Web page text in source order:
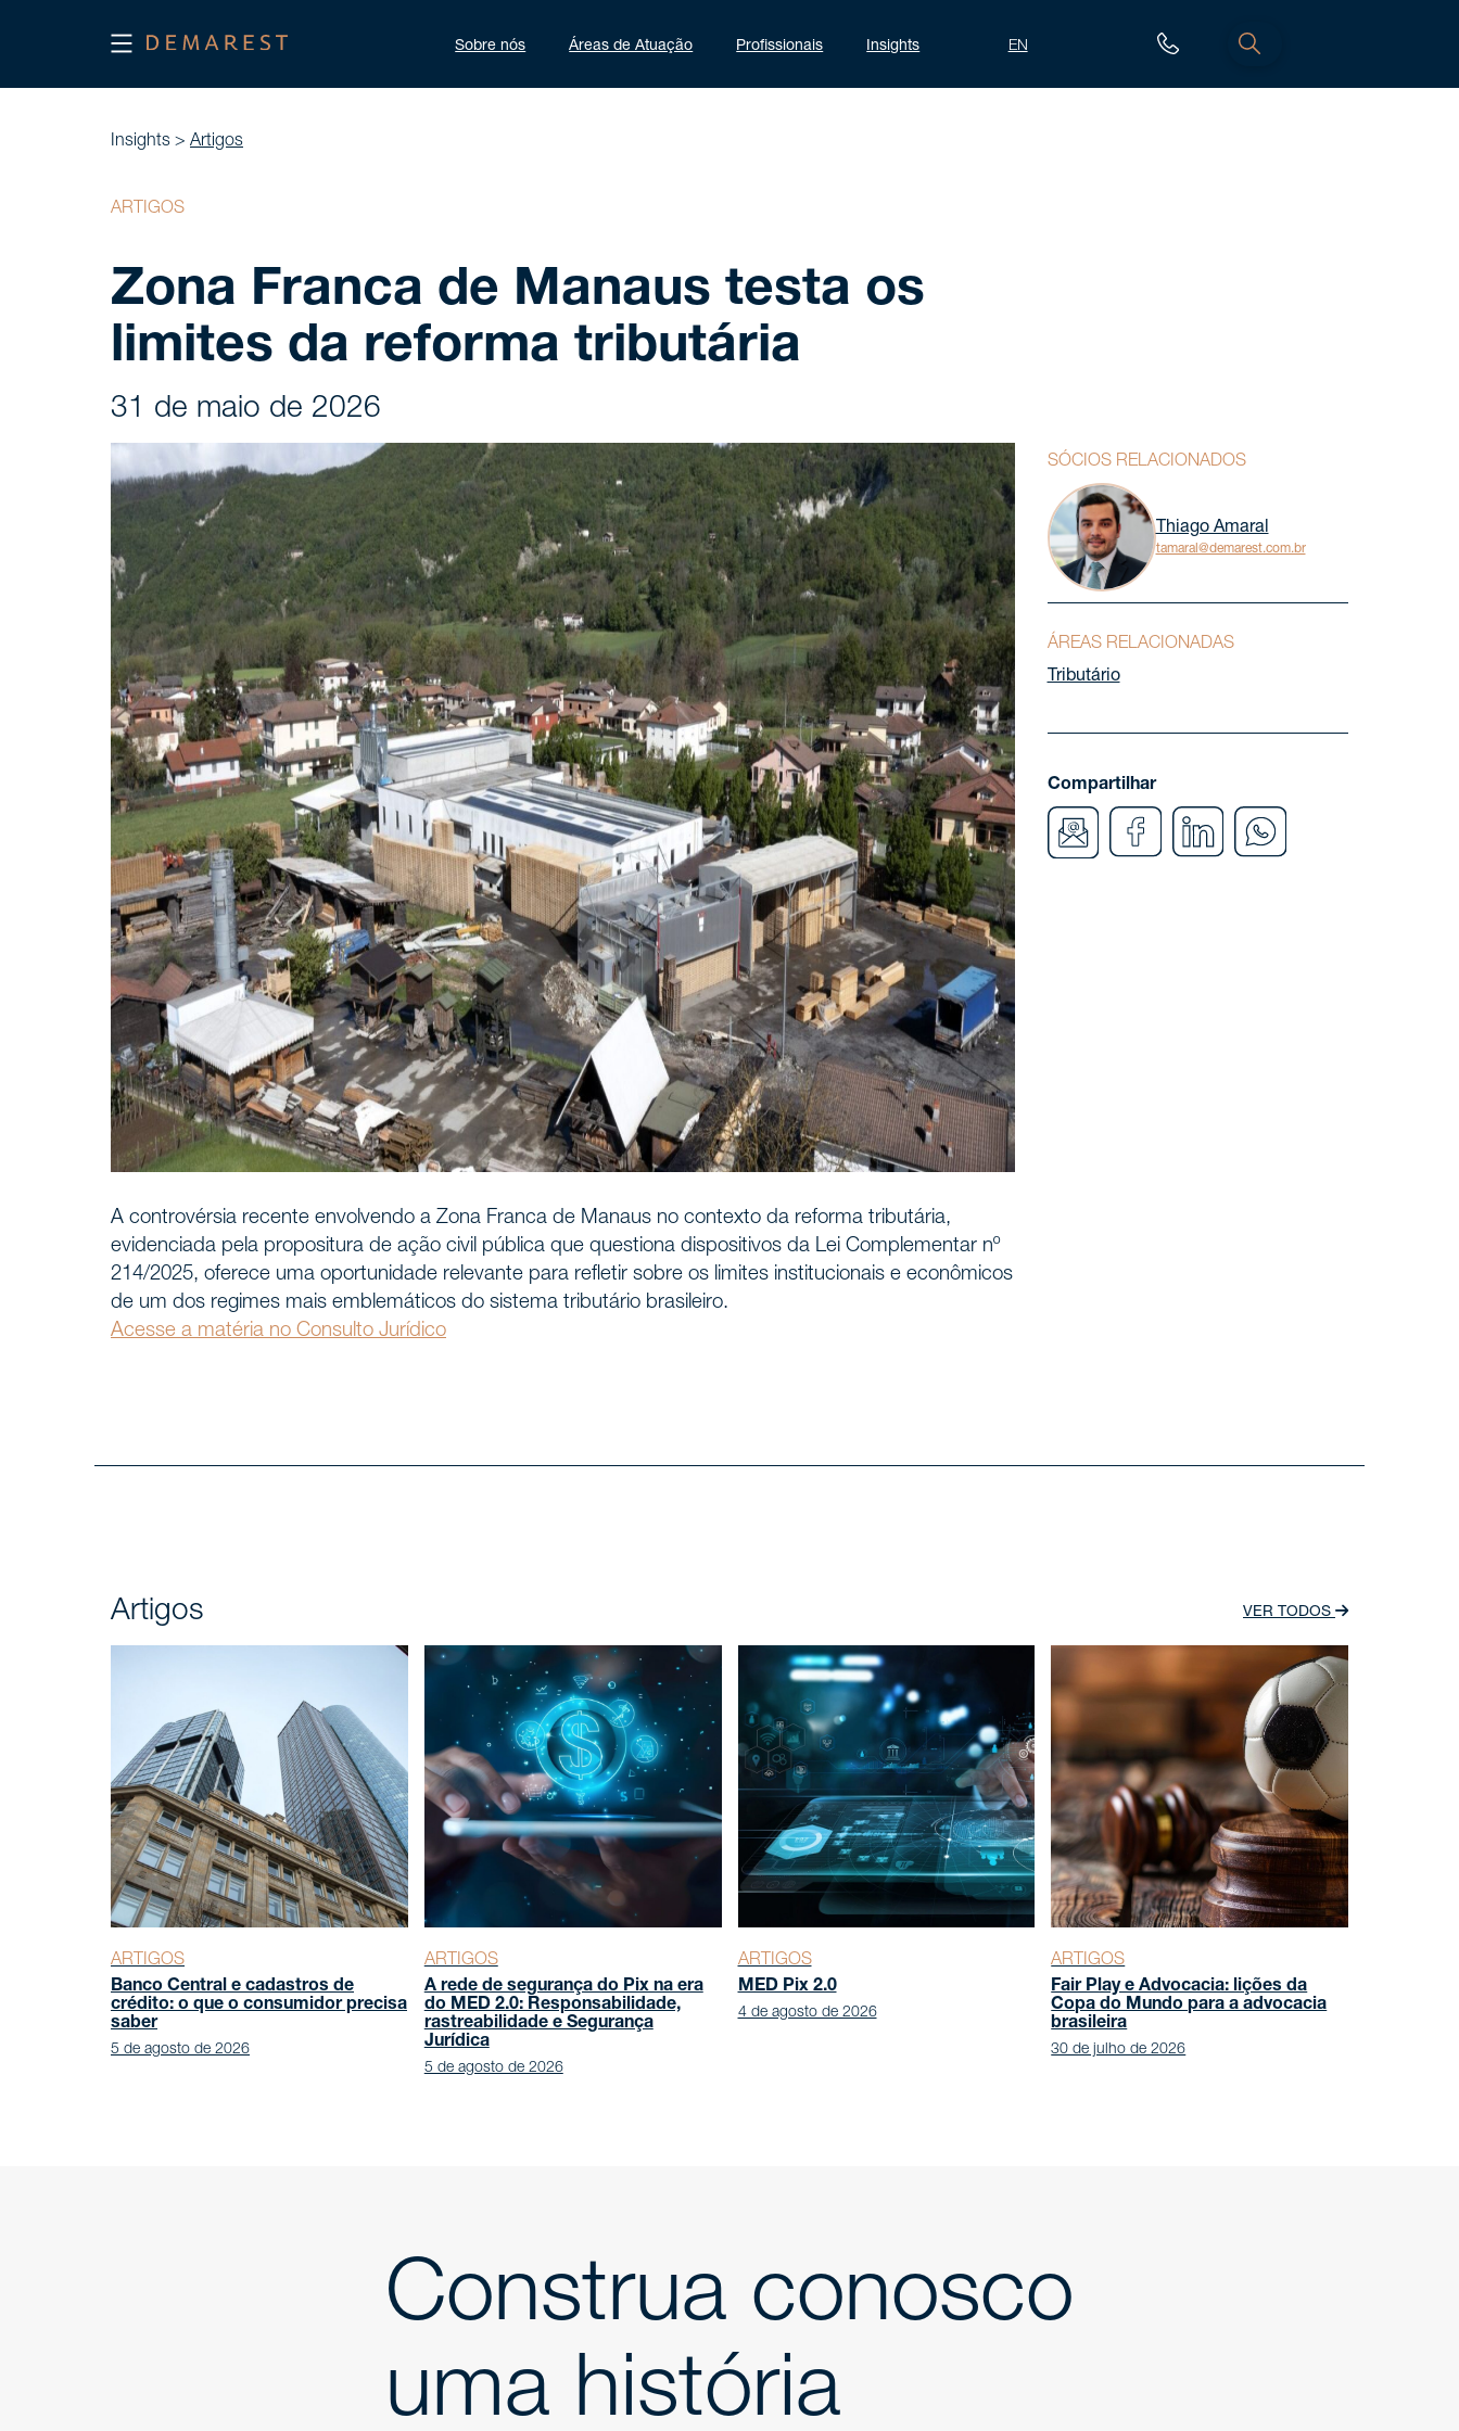
Sobre nós Áreas de Atuação Profissionais Insights EN
INÍCIO Home
NÓS, DEMAREST
Nossa história
Sobre nós
Cultura
Carreiras
NOTÍCIAS Insights
CONTATO Fale conosco
Insights > Artigos
ARTIGOS
Zona Franca de Manaus testa os
limites da reforma tributária
31 de maio de 2026
A controvérsia recente envolvendo a Zona Franca de Manaus no contexto da reforma tributária,
evidenciada pela propositura de ação civil pública que questiona dispositivos da Lei Complementar nº
214/2025, oferece uma oportunidade relevante para refletir sobre os limites institucionais e econômicos
de um dos regimes mais emblemáticos do sistema tributário brasileiro.
Acesse a matéria no Consulto Jurídico
SÓCIOS RELACIONADOS
Thiago Amaral
tamaral@demarest.com.br
ÁREAS RELACIONADAS
Tributário
Compartilhar
Artigos VER TODOS
ARTIGOS
Banco Central e cadastros de
crédito: o que o consumidor precisa
saber
5 de agosto de 2026
ARTIGOS
A rede de segurança do Pix na era
do MED 2.0: Responsabilidade,
rastreabilidade e Segurança
Jurídica
5 de agosto de 2026
ARTIGOS
MED Pix 2.0
4 de agosto de 2026
ARTIGOS
Fair Play e Advocacia: lições da
Copa do Mundo para a advocacia
brasileira
30 de julho de 2026
Construa conosco
uma história